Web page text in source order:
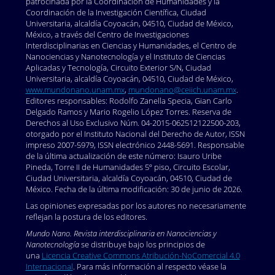
Coordinación de la Investigación Científica, Ciudad
Universitaria, alcaldía Coyoacán, 04510, Ciudad de México,
México, a través del Centro de Investigaciones
Interdisciplinarias en Ciencias y Humanidades, el Centro de
Nanociencias y Nanotecnología y el Instituto de Ciencias
Aplicadas y Tecnología, Circuito Exterior S/N, Ciudad
Universitaria, alcaldía Coyoacán, 04510, Ciudad de México,
www.mundonano.unam.mx, mundonano@ceiich.unam.mx.
Editores responsables: Rodolfo Zanella Specia, Gian Carlo
Delgado Ramos y Mario Rogelio López Torres. Reserva de
Derechos al Uso Exclusivo Núm. 04-2015-062512122500-203,
otorgado por el Instituto Nacional del Derecho de Autor, ISSN
impreso 2007-5979, ISSN electrónico 2448-5691. Responsable
de la última actualización de este número: Isauro Uribe
Pineda, Torre II de Humanidades 5º piso, Circuito Escolar,
Ciudad Universitaria, alcaldía Coyoacán, 04510, Ciudad de
México. Fecha de la última modificación: 30 de junio de 2026.
Las opiniones expresadas por los autores no necesariamente
reflejan la postura de los editores.
Mundo Nano. Revista interdisciplinaria en Nanociencias y
Nanotecnologíase distribuye bajo los principios de
una Licencia Creative Commons Atribución-NoComercial 4.0
Internacional. Para más información al respecto véase la